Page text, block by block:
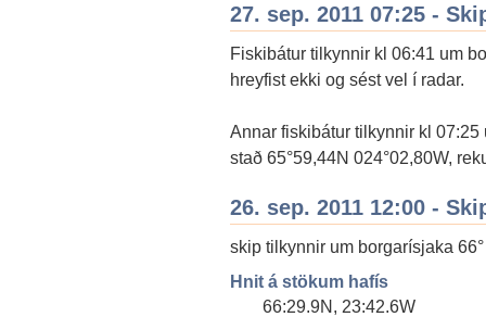
27. sep. 2011 07:25 -
Fiskibátur tilkynnir kl 06:41 um
hreyfist ekki og sést vel í radar.
Annar fiskibátur tilkynnir kl
stað 65°59,44N 024°02,80W,
26. sep. 2011 12:00 -
skip tilkynnir um borgarísjaka
Hnit á stökum hafís
66:29.9N, 23:42.6W